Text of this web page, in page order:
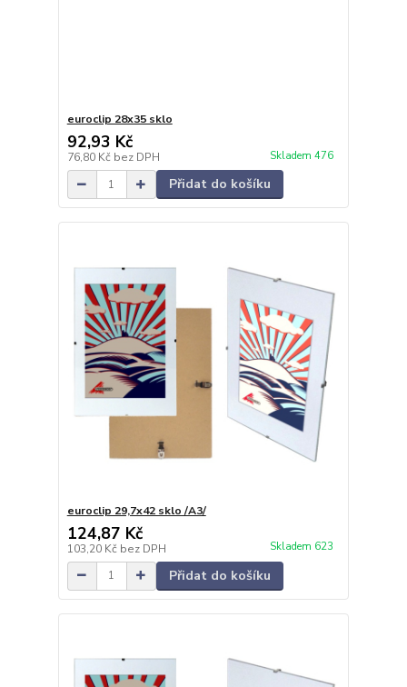
euroclip 28x35 sklo
92,93 Kč
76,80 Kč bez DPH Skladem 476
Přidat do košíku
euroclip 29,7x42 sklo /A3/
124,87 Kč
103,20 Kč bez DPH Skladem 623
Přidat do košíku